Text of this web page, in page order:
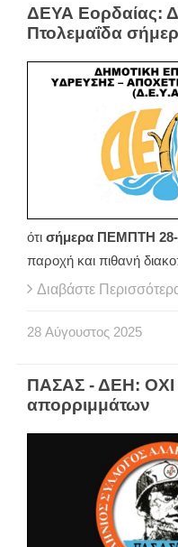
ΔΕΥΑ Εορδαίας:
Πτολεμαΐδα
ότι σήμερα ΠΕΜΠΤΗ 28-
παροχή και πιθανή
Διαβάστε
28 Αύγουστος 2025
ΠΑΣΑΣ - ΔΕΗ: ΟΧΙ
απορριμμάτων